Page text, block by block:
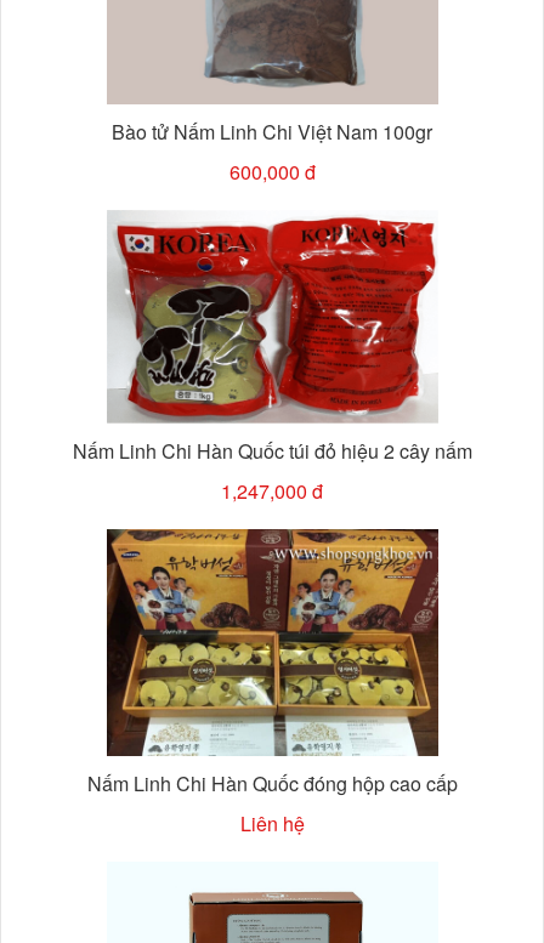
Bào tử Nấm Linh Chi Việt Nam 100gr
600,000 đ
Nấm Linh Chi Hàn Quốc túi đỏ hiệu 2 cây nấm
1,247,000 đ
Nấm Linh Chi Hàn Quốc đóng hộp cao cấp
Liên hệ